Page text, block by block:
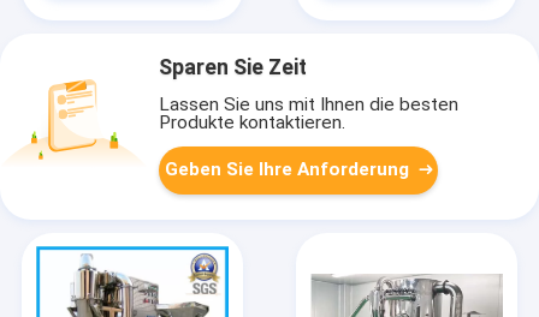
Sparen Sie Zeit
Lassen Sie uns mit Ihnen die besten
Produkte kontaktieren.
Geben Sie Ihre Anforderung